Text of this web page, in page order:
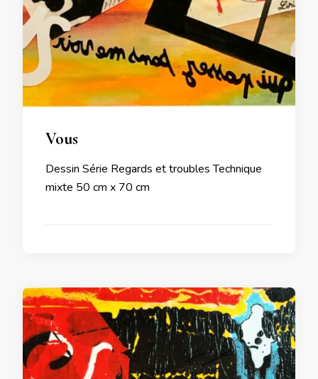
Vous
Dessin Série Regards et troubles Technique
mixte 50 cm x 70 cm